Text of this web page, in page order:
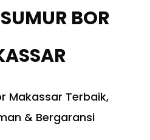
BOR
Makassar Terbaik,
& Bergaransi